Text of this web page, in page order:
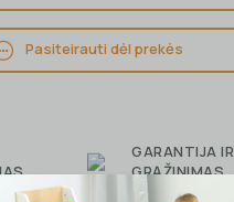
Pasiteirauti dėl prekės
GARANTIJA IR
GRĄŽINIMAS